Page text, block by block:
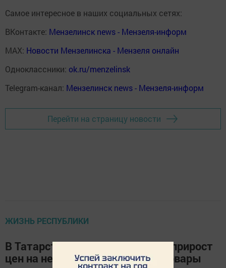
Самое интересное в наших социальных сетях:
ВКонтакте: Мензелинск news - Мензеля-информ
MAX: Новости Мензелинска - Мензеля онлайн
Одноклассники: ok.ru/menzelinsk
Telegram-канал: Мензелинск news - Мензеля-информ
Перейти на страницу новости
ЖИЗНЬ РЕСПУБЛИКИ
В Татарстане снизился годовой прирост
цен на непродовольственные товары